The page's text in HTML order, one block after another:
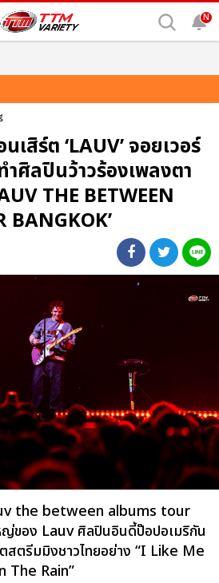
N
เสิร์ต ‘LAUV’ จอยเวอร์
ศิลปินว้าวร้องเพลงตา
THE BETWEEN
BANGKOK’
the between albums tour
ญ่ของ Lauv ศิลปินอินดี้ป๊อปอเมริกัน
สตรีมมิงชาวไทยอย่าง “I Like Me
The Rain”